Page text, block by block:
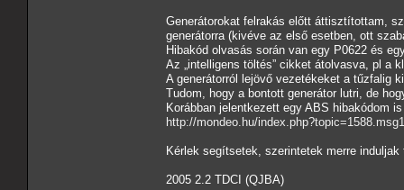
Generátorokat felrakás előtt áttisztítottam,
generátorra (kivéve az első esetben, ott
Hibakód olvasás során van egy P0622 és
Az „intelligens töltés” cikket átolvasva, pl a
A generátorról lejövő vezetékeket a tűzfalig
Tudom, hogy a bontott generátor lutri, de
Korábban jelentkezett egy ABS hibakódom
http://mondeo.hu/
Kérlek segítsetek, szerintetek merre induljak
2005 2.2 TDCI (QJBA)